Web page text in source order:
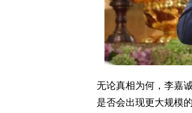
无论真相为何，李嘉
是否会出现更大规模